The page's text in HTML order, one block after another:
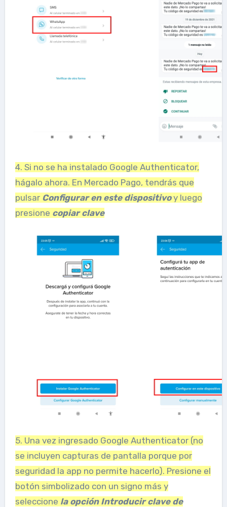
4. Si no se ha instalado Google Authenticator,
hágalo ahora. En Mercado Pago, tendrás que
pulsar Configurar en este dispositivoy luego
presione copiar clave
5. Una vez ingresado Google Authenticator (no
se incluyen capturas de pantalla porque por
seguridad la app no ​​permite hacerlo). Presione el
botón simbolizado con un signo más y
seleccione la opción Introducir clave de